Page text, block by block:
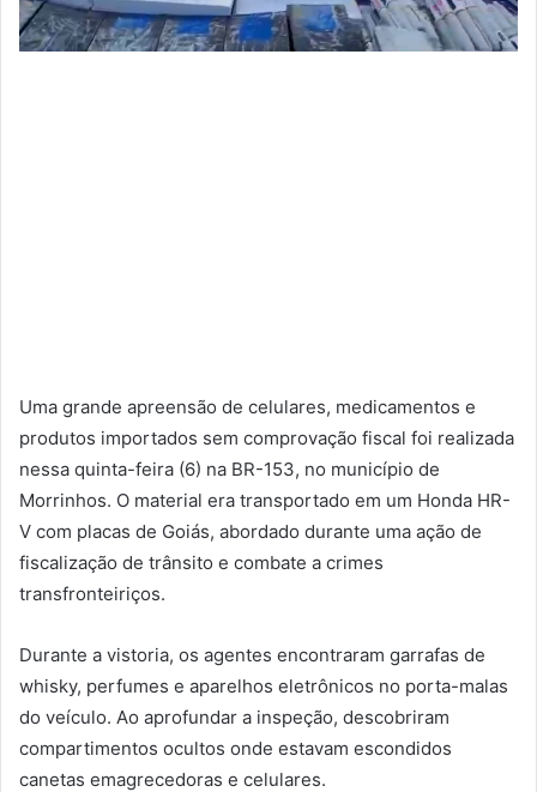
Uma grande apreensão de celulares, medicamentos e
produtos importados sem comprovação fiscal foi realizada
nessa quinta-feira (6) na BR-153, no município de
Morrinhos. O material era transportado em um Honda HR-
V com placas de Goiás, abordado durante uma ação de
fiscalização de trânsito e combate a crimes
transfronteiriços.
Durante a vistoria, os agentes encontraram garrafas de
whisky, perfumes e aparelhos eletrônicos no porta-malas
do veículo. Ao aprofundar a inspeção, descobriram
compartimentos ocultos onde estavam escondidos
canetas emagrecedoras e celulares.